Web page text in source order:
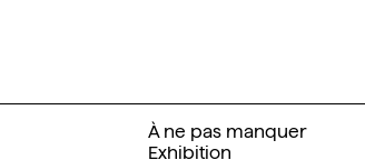
À ne pas manquer
Exhibition